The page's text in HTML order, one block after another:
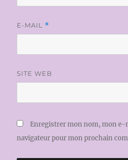
E-MAIL *
SITE WEB
Enregistrer mon nom, mon e-
navigateur pour mon prochain